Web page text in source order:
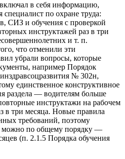
в себя информацию,
по охране труда:
СИЗ и обучения с проверкой
инструктажей раз в три
и т. п.
что отменили эти
убрали вопросы, которые
например Порядок
№ 302н,
единственное конструктивное
раздела — водителям больше
инструктажи на рабочем
в три месяца. Новые правила
требований, поэтому
можно по общему порядку —
(п. 2.1.5 Порядка обучения